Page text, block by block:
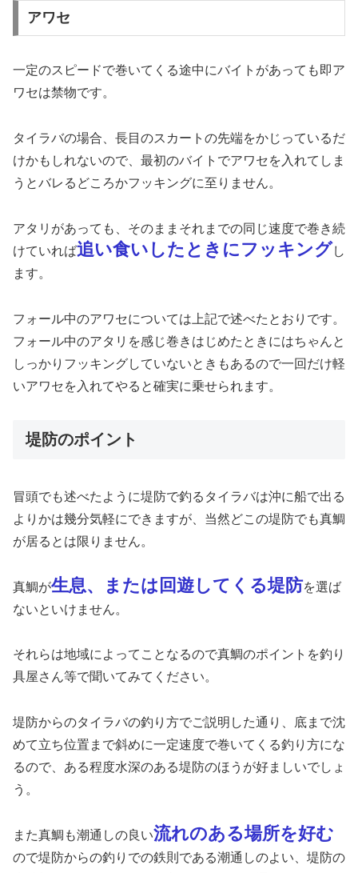
アワセ
一定のスピードで巻いてくる途中にバイトがあっても即ア
ワセは禁物です。
タイラバの場合、長目のスカートの先端をかじっているだ
けかもしれないので、最初のバイトでアワセを入れてしま
うとバレるどころかフッキングに至りません。
アタリがあっても、そのままそれまでの同じ速度で巻き続
けていれば追い食いしたときにフッキングし
ます。
フォール中のアワセについては上記で述べたとおりです。
フォール中のアタリを感じ巻きはじめたときにはちゃんと
しっかりフッキングしていないときもあるので一回だけ軽
いアワセを入れてやると確実に乗せられます。
堤防のポイント
冒頭でも述べたように堤防で釣るタイラバは沖に船で出る
よりかは幾分気軽にできますが、当然どこの堤防でも真鯛
が居るとは限りません。
真鯛が生息、または回遊してくる堤防を選ば
ないといけません。
それらは地域によってことなるので真鯛のポイントを釣り
具屋さん等で聞いてみてください。
堤防からのタイラバの釣り方でご説明した通り、底まで沈
めて立ち位置まで斜めに一定速度で巻いてくる釣り方にな
るので、ある程度水深のある堤防のほうが好ましいでしょ
う。
また真鯛も潮通しの良い流れのある場所を好む
ので堤防からの釣りでの鉄則である潮通しのよい、堤防の